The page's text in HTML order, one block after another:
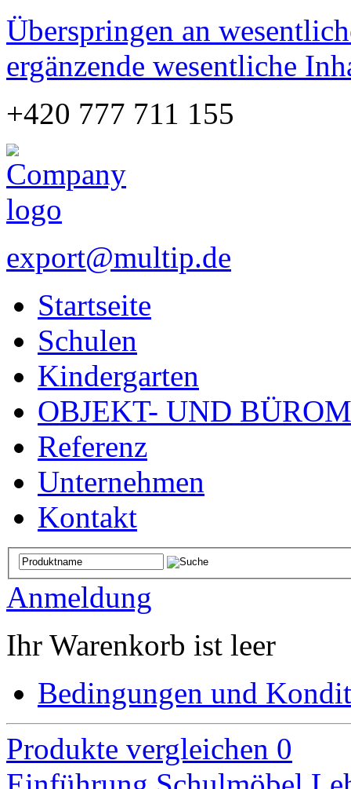
Überspringen an
ergänzende wesentliche
+420 777 711 155
export@multip.de
Startseite
Schulen
Kindergarten
OBJEKT- UND
Referenz
Unternehmen
Kontakt
Anmeldung
Ihr Warenkorb ist leer
Bedingungen und
Produkte vergleichen 0